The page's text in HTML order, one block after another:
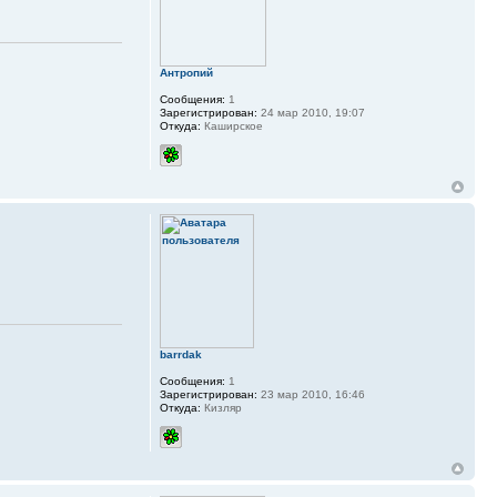
Антропий
Сообщения: 1
Зарегистрирован: 24 мар 2010, 19:07
Откуда: Каширское
barrdak
Сообщения: 1
Зарегистрирован: 23 мар 2010, 16:46
Откуда: Кизляр